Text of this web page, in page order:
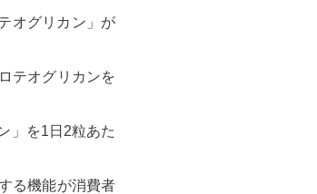
オグリカン」が
テオグリカンを
」を1日2粒あた
る機能が消費者